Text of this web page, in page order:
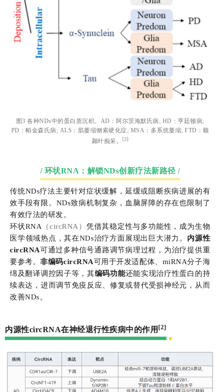
图3 各种NDs中的蛋白质沉积。AD：阿尔茨海默氏病; HD：亨廷顿病;
PD：帕金森氏病; ALS：肌萎缩侧索硬化症; MSA：多系统萎缩; FTD：额
颞叶痴呆。
[2]
/ 环状RNA：解锁NDs创新疗法新路径 /
传统NDs疗法主要针对症状缓解，延缓或阻断疾病进展的有
效手段有限。NDs致病机制复杂，血脑屏障的存在也限制了
有效疗法的研发。
环状RNA （circRNA） 凭借其稳定性与多功能性，成为生物
医学领域热点，其在NDs治疗方面展现出巨大潜力。 内源性
circRNA可通过多种信号通路调节病理过程，为治疗提供重
要参考。非编码circRNA可用于开发适配体、miRNA分子海
绵及翻译调控因子等，其编码功能还能实现治疗性蛋白的持
续表达，进而调节免疫反应、修复或替代受损神经元，从而
改善NDs。
内源性circRNA在神经退行性疾病中的作用 [2]